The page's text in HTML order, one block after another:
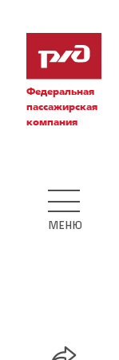
Федеральная
пассажирская
компания
МЕНЮ